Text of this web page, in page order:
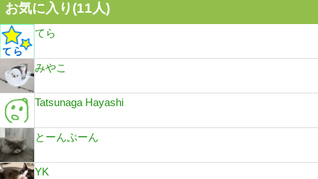
お気に入り(11人)
てら
みやこ
Tatsunaga Hayashi
とーんぷーん
YK